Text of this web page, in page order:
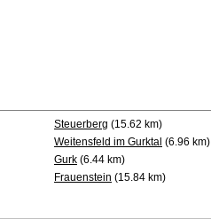
Steuerberg (15.62 km)
Weitensfeld im Gurktal (6.96 km)
Gurk (6.44 km)
Frauenstein (15.84 km)